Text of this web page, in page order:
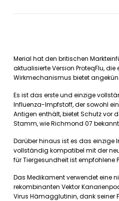
Merial hat den britischen
aktualisierte Version ProteqFlu,
Wirkmechanismus bietet
Es ist das erste und einzige
Influenza-Impfstoff, der sowohl
Antigen enthält, bietet Schutz vor
Stamm, wie Richmond 07
Darüber hinaus ist es das einzige
vollständig kompatibel mit der
für Tiergesundheit ist empfohlene
Das Medikament verwendet eine
rekombinanten Vektor
Virus Hämagglutinin, dank seiner